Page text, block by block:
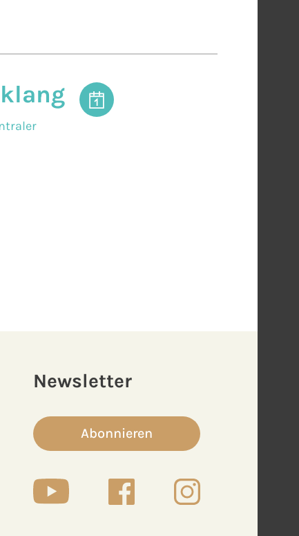
Newsletter
Abonnieren